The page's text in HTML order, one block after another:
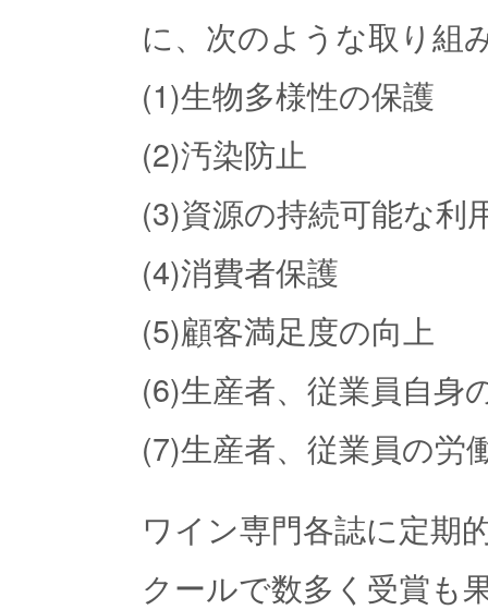
に、次のような取り組
(1)生物多様性の保護
(2)汚染防止
(3)資源の持続可能な利
(4)消費者保護
(5)顧客満足度の向上
(6)生産者、従業員自身
(7)生産者、従業員の労
ワイン専門各誌に定期
クールで数多く受賞も